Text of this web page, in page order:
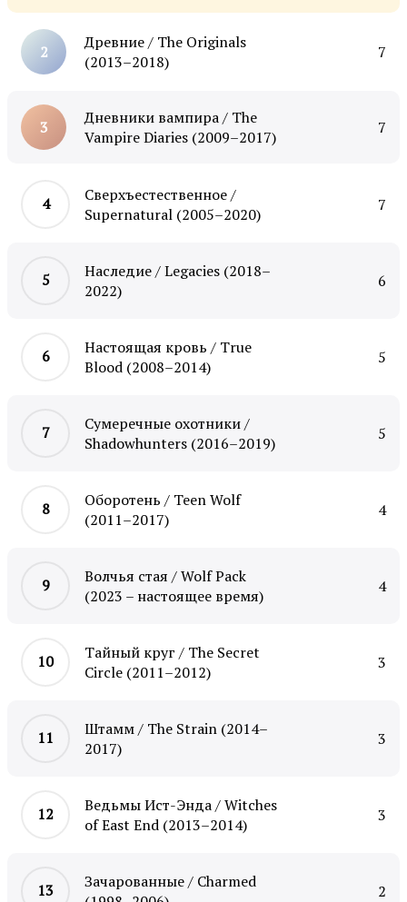
Древние / The Originals
(2013–2018)
7
Дневники вампира / The
Vampire Diaries (2009–2017)
7
Сверхъестественное /
Supernatural (2005–2020)
7
Наследие / Legacies (2018–
2022)
6
Настоящая кровь / True
Blood (2008–2014)
5
Сумеречные охотники /
Shadowhunters (2016–2019)
5
Оборотень / Teen Wolf
(2011–2017)
4
Волчья стая / Wolf Pack
(2023 – настоящее время)
4
Тайный круг / The Secret
Circle (2011–2012)
3
Штамм / The Strain (2014–
2017)
3
Ведьмы Ист-Энда / Witches
of East End (2013–2014)
3
Зачарованные / Charmed
2